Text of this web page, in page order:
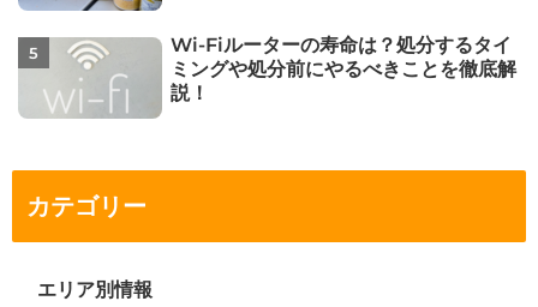
Wi-Fiルーターの寿命は？処分するタイ
ミングや処分前にやるべきことを徹底解
説！
カテゴリー
エリア別情報